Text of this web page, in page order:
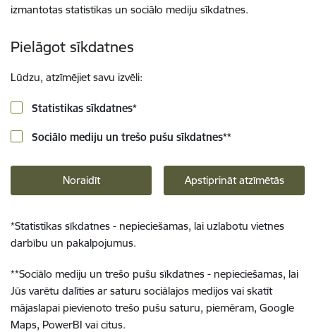
izmantotas statistikas un sociālo mediju sīkdatnes.
Pielāgot sīkdatnes
Lūdzu, atzīmējiet savu izvēli:
Statistikas sīkdatnes*
Sociālo mediju un trešo pušu sīkdatnes**
Noraidīt Apstiprināt atzīmētās
*Statistikas sīkdatnes - nepieciešamas, lai uzlabotu vietnes
darbību un pakalpojumus.
**Sociālo mediju un trešo pušu sīkdatnes - nepieciešamas, lai
Jūs varētu dalīties ar saturu sociālajos medijos vai skatīt
mājaslapai pievienoto trešo pušu saturu, piemēram, Google
Maps, PowerBI vai citus.